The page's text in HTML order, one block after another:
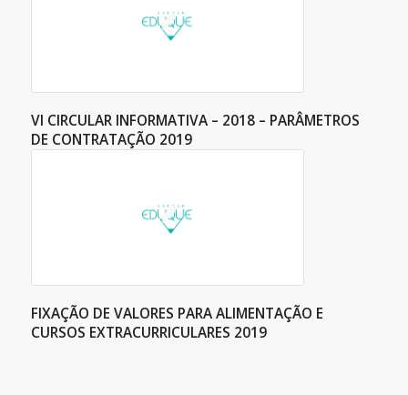
VI CIRCULAR INFORMATIVA – 2018 – PARÂMETROS
DE CONTRATAÇÃO 2019
FIXAÇÃO DE VALORES PARA ALIMENTAÇÃO E
CURSOS EXTRACURRICULARES 2019